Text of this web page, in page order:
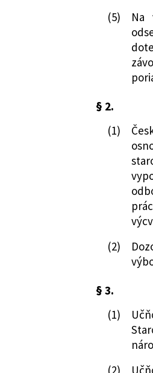
(5)
Na
§ 2.
(1)
(2)
§ 3.
(1)
(2)